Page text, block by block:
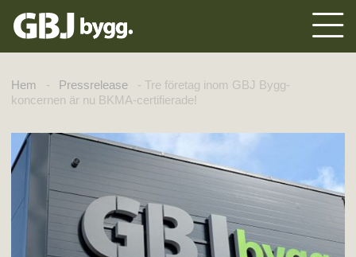
Hem - Pressrelease - Tre företag inom GBJ Bygg-
koncernen är nu BKMA-certifierade!